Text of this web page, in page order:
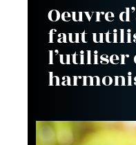
Oeuvre
faut
l’utiliser